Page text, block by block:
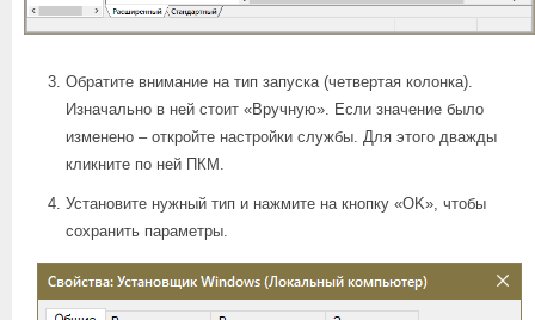
Обратите внимание на тип запуска (четвертая колонка).
Изначально в ней стоит «Вручную». Если значение было
изменено – откройте настройки службы. Для этого дважды
кликните по ней ПКМ.
Установите нужный тип и нажмите на кнопку «OK», чтобы
сохранить параметры.